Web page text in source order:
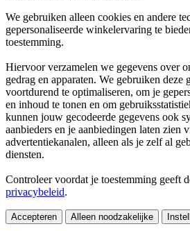
We gebruiken alleen cookies en andere
gepersonaliseerde winkelervaring te
toestemming.
Hiervoor verzamelen we gegevens over
gedrag en apparaten. We gebruiken deze
voortdurend te optimaliseren, om je
en inhoud te tonen en om
kunnen jouw gecodeerde gegevens ook
aanbieders en je aanbiedingen laten zien
advertentiekanalen, alleen als je zelf al
diensten.
Controleer voordat je toestemming geeft
privacybeleid.
Accepteren Alleen noodzakelijke